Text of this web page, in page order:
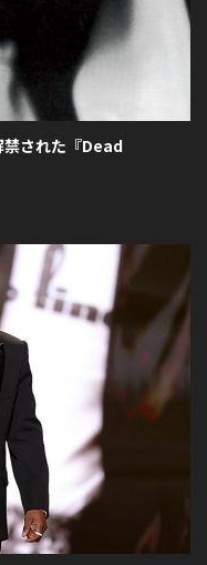
された『Dead